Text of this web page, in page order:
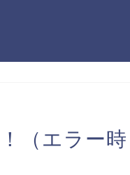
（エラー時